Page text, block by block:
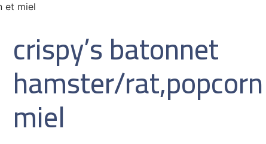
et miel
crispy’s batonnet
hamster/
miel